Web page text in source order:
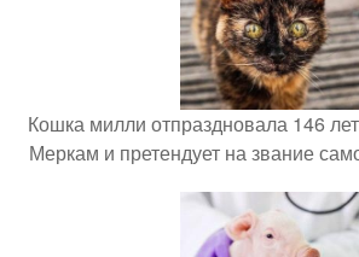
Кошка милли отпраздновала 146
Меркам и претендует на звание